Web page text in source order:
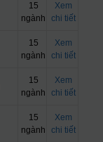
15
ngành
Xem
chi tiết
15
ngành
Xem
chi tiết
15
ngành
Xem
chi tiết
15
ngành
Xem
chi tiết